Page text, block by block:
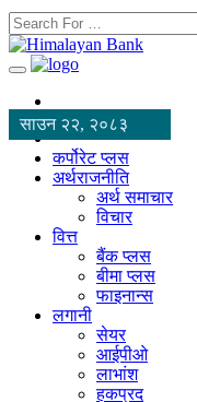
साउन २२, २०८३
कर्पोरेट प्लस
अर्थराजनीति
अर्थ समाचार
विचार
वित्त
बैंक प्लस
बीमा प्लस
फाइनान्स
लगानी
सेयर
आईपीओ
लाभांश
हकप्रद